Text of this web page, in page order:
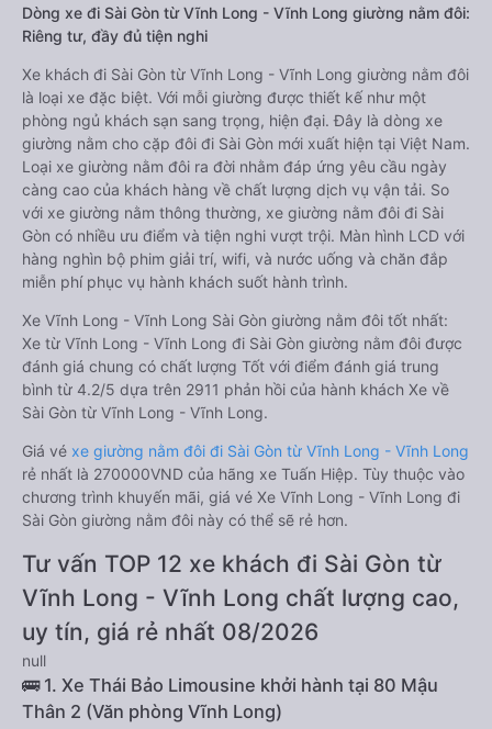
Dòng xe đi Sài Gòn từ Vĩnh Long - Vĩnh Long giường nằm đôi:
Riêng tư, đầy đủ tiện nghi
Xe khách đi Sài Gòn từ Vĩnh Long - Vĩnh Long giường nằm đôi
là loại xe đặc biệt. Với mỗi giường được thiết kế như một
phòng ngủ khách sạn sang trọng, hiện đại. Đây là dòng xe
giường nằm cho cặp đôi đi Sài Gòn mới xuất hiện tại Việt Nam.
Loại xe giường nằm đôi ra đời nhằm đáp ứng yêu cầu ngày
càng cao của khách hàng về chất lượng dịch vụ vận tải. So
với xe giường nằm thông thường, xe giường nằm đôi đi Sài
Gòn có nhiều ưu điểm và tiện nghi vượt trội. Màn hình LCD với
hàng nghìn bộ phim giải trí, wifi, và nước uống và chăn đắp
miễn phí phục vụ hành khách suốt hành trình.
Xe Vĩnh Long - Vĩnh Long Sài Gòn giường nằm đôi tốt nhất:
Xe từ Vĩnh Long - Vĩnh Long đi Sài Gòn giường nằm đôi được
đánh giá chung có chất lượng Tốt với điểm đánh giá trung
bình từ 4.2/5 dựa trên 2911 phản hồi của hành khách Xe về
Sài Gòn từ Vĩnh Long - Vĩnh Long.
Giá vé xe giường nằm đôi đi Sài Gòn từ Vĩnh Long - Vĩnh Long
rẻ nhất là 270000VND của hãng xe Tuấn Hiệp. Tùy thuộc vào
chương trình khuyến mãi, giá vé Xe Vĩnh Long - Vĩnh Long đi
Sài Gòn giường nằm đôi này có thể sẽ rẻ hơn.
Tư vấn TOP 12 xe khách đi Sài Gòn từ
Vĩnh Long - Vĩnh Long chất lượng cao,
uy tín, giá rẻ nhất 08/2026
null
🚌 1. Xe Thái Bảo Limousine khởi hành tại 80 Mậu
Thân 2 (Văn phòng Vĩnh Long)